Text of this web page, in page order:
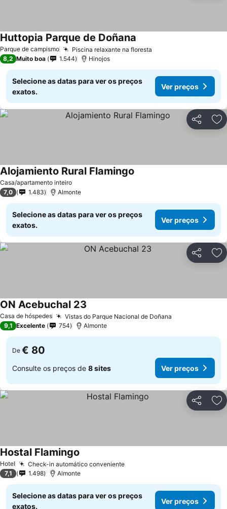
Parque de campismo Piscina relaxante na floresta
Huttopia Parque de Doñana
8,2 Muito boa 1.544 Hinojos
Selecione as datas para ver os preços
exatos.
Ver preços
Partilhar
Casa/apartamento inteiro
Alojamiento Rural Flamingo
7,0 1.483 Almonte
Selecione as datas para ver os preços
exatos.
Ver preços
Partilhar
Casa de hóspedes Vistas do Parque Nacional de Doñana
ON Acebuchal 23
9,1 Excelente 754 Almonte
De € 80
Consulte os preços de 8 sites Ver preços
Partilhar
Hotel Check-in automático convenienteVer preços
Hostal Flamingo
7,1 1.498 Almonte
Selecione as datas para ver os preços
exatos.
Ver preços